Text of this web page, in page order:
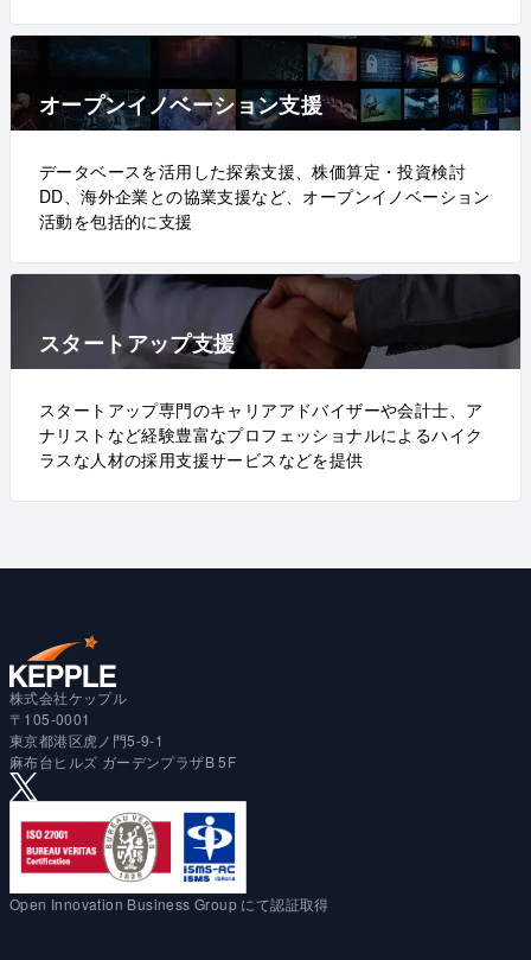
オープンイノベーション支援
データベースを活用した探索支援、株価算定・投資検討
DD、海外企業との協業支援など、オープンイノベーション
活動を包括的に支援
スタートアップ支援
スタートアップ専門のキャリアアドバイザーや会計士、ア
ナリストなど経験豊富なプロフェッショナルによるハイク
ラスな人材の採用支援サービスなどを提供
株式会社ケップル
〒105-0001
東京都港区虎ノ門5-9-1
麻布台ヒルズ ガーデンプラザB 5F
Open Innovation Business Group にて認証取得